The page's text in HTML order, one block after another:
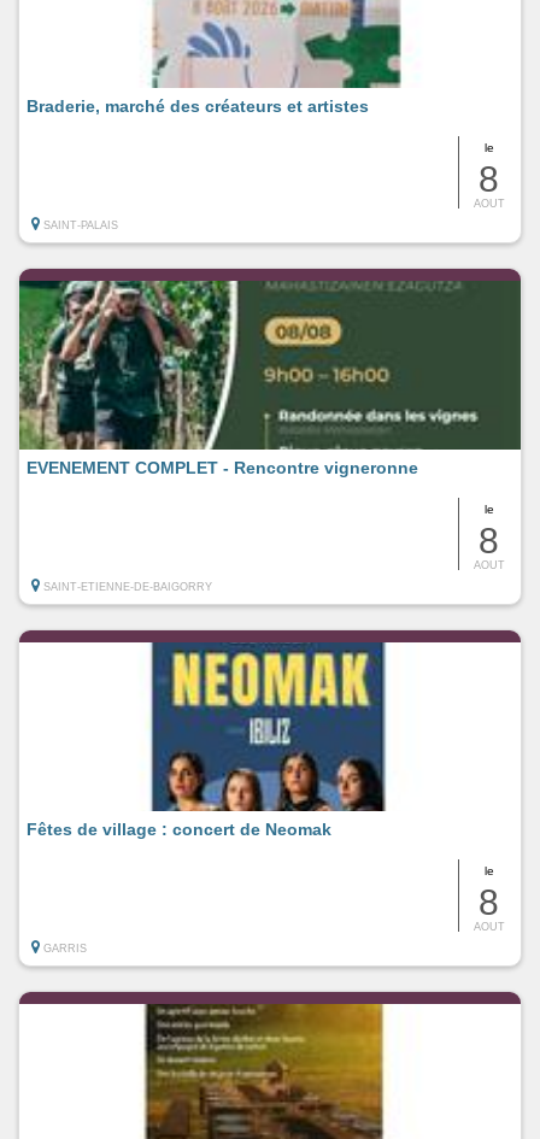
le
8
AOUT
Braderie, marché des créateurs et artistes
SAINT-PALAIS
le
8
AOUT
EVENEMENT COMPLET - Rencontre vigneronne
SAINT-ETIENNE-DE-BAIGORRY
le
8
AOUT
Fêtes de village : concert de Neomak
GARRIS